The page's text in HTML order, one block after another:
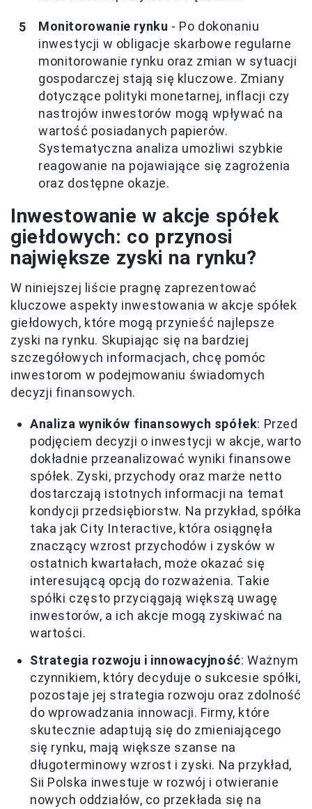
Monitorowanie rynku - Po dokonaniu
inwestycji w obligacje skarbowe regularne
monitorowanie rynku oraz zmian w sytuacji
gospodarczej stają się kluczowe. Zmiany
dotyczące polityki monetarnej, inflacji czy
nastrojów inwestorów mogą wpływać na
wartość posiadanych papierów.
Systematyczna analiza umożliwi szybkie
reagowanie na pojawiające się zagrożenia
oraz dostępne okazje.
Inwestowanie w akcje spółek
giełdowych: co przynosi
największe zyski na rynku?
W niniejszej liście pragnę zaprezentować
kluczowe aspekty inwestowania w akcje spółek
giełdowych, które mogą przynieść najlepsze
zyski na rynku. Skupiając się na bardziej
szczegółowych informacjach, chcę pomóc
inwestorom w podejmowaniu świadomych
decyzji finansowych.
Analiza wyników finansowych spółek: Przed
podjęciem decyzji o inwestycji w akcje, warto
dokładnie przeanalizować wyniki finansowe
spółek. Zyski, przychody oraz marże netto
dostarczają istotnych informacji na temat
kondycji przedsiębiorstw. Na przykład, spółka
taka jak City Interactive, która osiągnęła
znaczący wzrost przychodów i zysków w
ostatnich kwartałach, może okazać się
interesującą opcją do rozważenia. Takie
spółki często przyciągają większą uwagę
inwestorów, a ich akcje mogą zyskiwać na
wartości.
Strategia rozwoju i innowacyjność: Ważnym
czynnikiem, który decyduje o sukcesie spółki,
pozostaje jej strategia rozwoju oraz zdolność
do wprowadzania innowacji. Firmy, które
skutecznie adaptują się do zmieniającego
się rynku, mają większe szanse na
długoterminowy wzrost i zyski. Na przykład,
Sii Polska inwestuje w rozwój i otwieranie
nowych oddziałów, co przekłada się na